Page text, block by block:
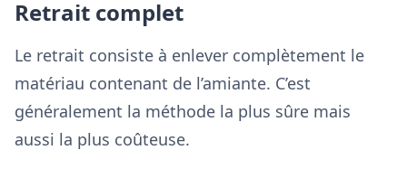
Retrait complet
Le retrait consiste à enlever complètement le
matériau contenant de l’amiante. C’est
généralement la méthode la plus sûre mais
aussi la plus coûteuse.